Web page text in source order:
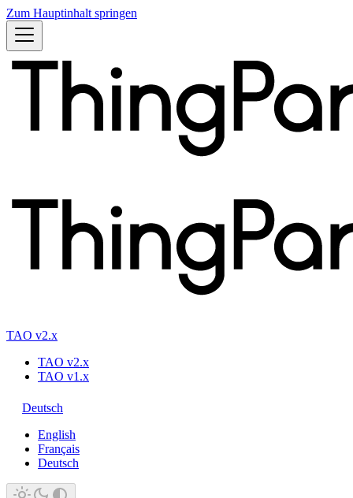
Zum Hauptinhalt springen
TAO v2.x
TAO v2.x
TAO v1.x
Deutsch
English
Français
Deutsch